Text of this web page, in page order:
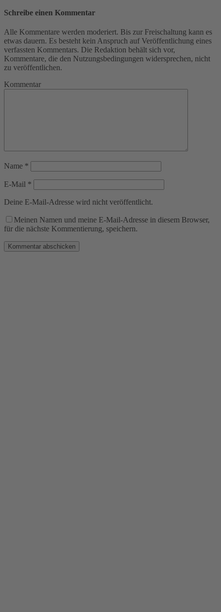
Schreibe einen Kommentar
Alle Kommentare werden moderiert. Bis zur Freischaltung kann es
etwas dauern. Es besteht kein Anspruch auf Veröffentlichung eines
verfassten Kommentars. Die Redaktion behält sich vor,
Kommentare, die den Nutzungsbedingungen widersprechen, nicht
zu veröffentlichen.
Kommentar
Name *
E-Mail *
Deine E-Mail-Adresse wird nicht veröffentlicht.
Meinen Namen und meine E-Mail-Adresse in diesem Browser,
für die nächste Kommentierung, speichern.